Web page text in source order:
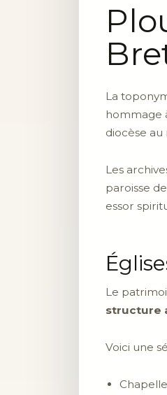
La
hommage
diocèse au
Les
paroisse
essor
Le
structure
Voici une